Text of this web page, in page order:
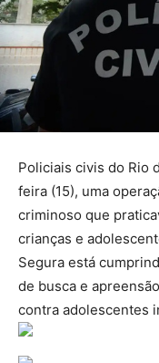
Policiais civis do Rio
feira (15), uma
criminoso que
crianças e
Segura está
de busca e
contra adolescentes